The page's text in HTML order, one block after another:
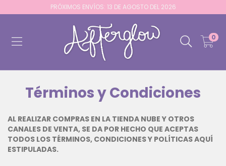
PRÓXIMOS ENVÍOS: 13 DE AGOSTO DEL 2026
0
Términos y Condiciones
AL REALIZAR COMPRAS EN LA TIENDA NUBE Y OTROS
CANALES DE VENTA, SE DA POR HECHO QUE ACEPTAS
TODOS LOS TÉRMINOS, CONDICIONES Y POLÍTICAS AQUÍ
ESTIPULADAS.